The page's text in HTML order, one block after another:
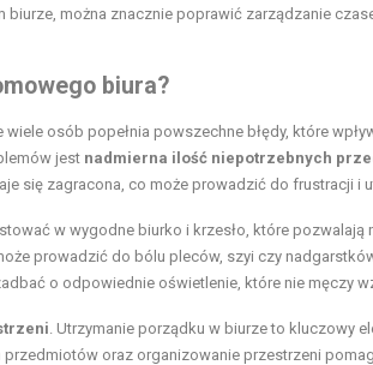
można znacznie poprawić zarządzanie
biura?
osób popełnia powszechne błędy, które
jest nadmierna ilość niepotrzebnych
się zagracona, co może prowadzić do frustracji i
w wygodne biurko i krzesło, które pozwalają
prowadzić do bólu pleców, szyi czy
o odpowiednie oświetlenie, które nie męczy
. Utrzymanie porządku w biurze to kluczowy
oraz organizowanie przestrzeni